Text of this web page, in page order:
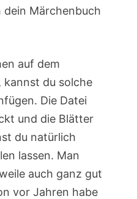
dein Märchenbuch
auf dem
kannst du solche
Die Datei
und die Blätter
du natürlich
lassen. Man
auch ganz gut
vor Jahren habe